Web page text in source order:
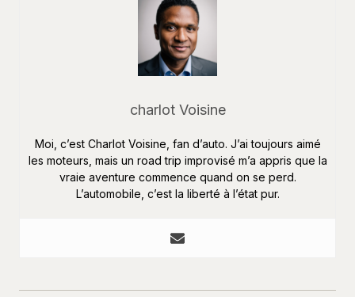
charlot Voisine
Moi, c’est Charlot Voisine, fan d’auto. J’ai toujours aimé
les moteurs, mais un road trip improvisé m’a appris que la
vraie aventure commence quand on se perd.
L’automobile, c’est la liberté à l’état pur.